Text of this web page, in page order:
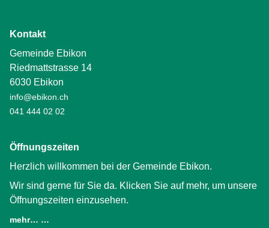
Kontakt
Gemeinde Ebikon
Riedmattstrasse 14
6030 Ebikon
info@ebikon.ch
041 444 02 02
Öffnungszeiten
Herzlich willkommen bei der Gemeinde Ebikon.
Wir sind gerne für Sie da. Klicken Sie auf mehr, um unsere
Öffnungszeiten einzusehen.
mehr… …